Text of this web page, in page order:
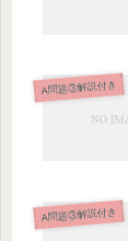
A問題③解説付き
A問題③解説付き